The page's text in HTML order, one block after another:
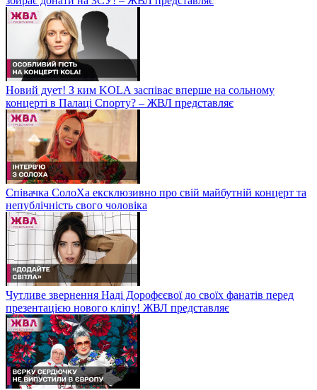
Новий дует! З ким KOLA заспіває вперше на сольному
концерті в Палаці Спорту? – ЖВЛ представляє
Співачка СолоХа ексклюзивно про свій майбутній концерт та
непублічність свого чоловіка
Чутливе звернення Наді Дорофєєвої до своїх фанатів перед
презентацією нового кліпу! ЖВЛ представляє